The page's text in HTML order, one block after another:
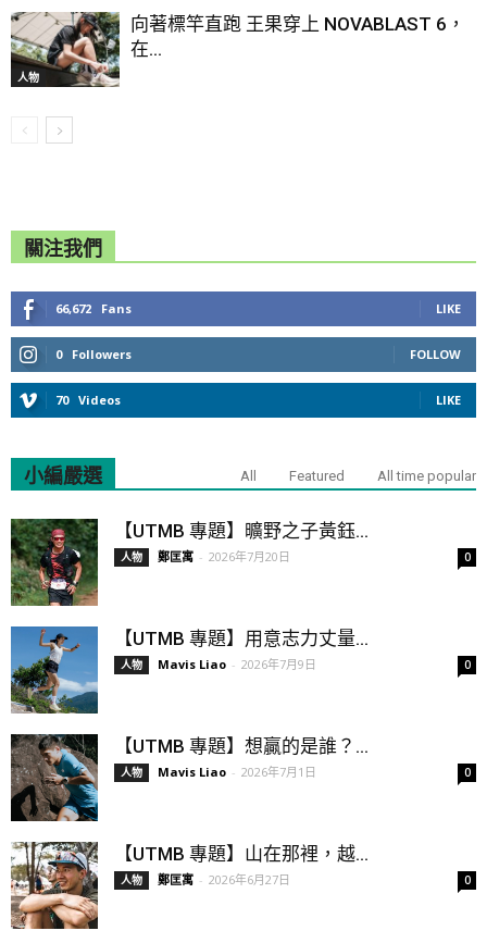
人物
向著標竿直跑 王果穿上 NOVABLAST 6，
在...
關注我們
66,672 Fans LIKE
0 Followers FOLLOW
70 Videos LIKE
小編嚴選 All Featured All time popular
【UTMB 專題】曠野之子黃鈺...
人物 鄭匡寓 - 2026年7月20日 0
【UTMB 專題】用意志力丈量...
人物 Mavis Liao - 2026年7月9日 0
【UTMB 專題】想贏的是誰？...
人物 Mavis Liao - 2026年7月1日 0
【UTMB 專題】山在那裡，越...
人物 鄭匡寓 - 2026年6月27日 0